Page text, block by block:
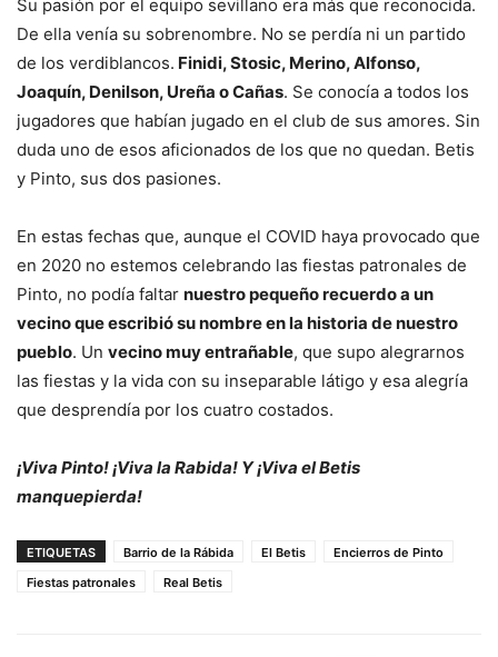
Su pasión por el equipo sevillano era más que reconocida.
De ella venía su sobrenombre. No se perdía ni un partido
de los verdiblancos. Finidi, Stosic, Merino, Alfonso,
Joaquín, Denilson, Ureña o Cañas. Se conocía a todos los
jugadores que habían jugado en el club de sus amores. Sin
duda uno de esos aficionados de los que no quedan. Betis
y Pinto, sus dos pasiones.
En estas fechas que, aunque el COVID haya provocado que
en 2020 no estemos celebrando las fiestas patronales de
Pinto, no podía faltar nuestro pequeño recuerdo a un
vecino que escribió su nombre en la historia de nuestro
pueblo. Un vecino muy entrañable, que supo alegrarnos
las fiestas y la vida con su inseparable látigo y esa alegría
que desprendía por los cuatro costados.
¡Viva Pinto! ¡Viva la Rabida! Y ¡Viva el Betis
manquepierda!
ETIQUETAS Barrio de la Rábida El Betis
Encierros de Pinto
Fiestas patronales
Real Betis